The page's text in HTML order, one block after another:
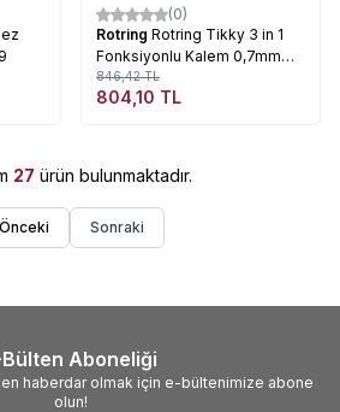
%5
(0)
Rotring Rotring Tikky 3 in 1
Fonksiyonlu Kalem 0,7mm
Beyaz
846,42TL
804,10 TL
27 ürün bulunmaktadır.
Önceki Sonraki
Bülten Aboneliği
haberdar olmak için e-bültenimize abone
olun!